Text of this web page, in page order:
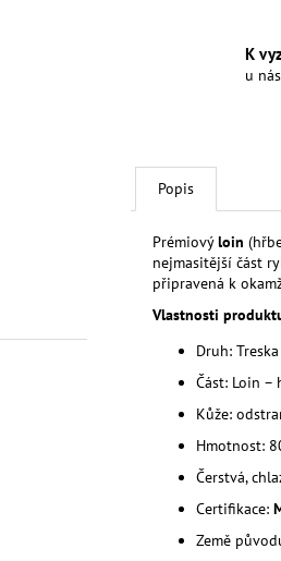
K
u
Popis
Prémiovýloin
nejmasitější část
připravená k
Vlastnosti
Druh:
Část: Loin –
Kůže:
Hmotnost:
Čerstvá,
Certifikace:
Země